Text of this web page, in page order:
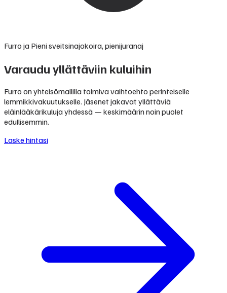
Furro ja Pieni sveitsinajokoira, pienijuranaj
Varaudu yllättäviin kuluihin
Furro on yhteisömallilla toimiva vaihtoehto perinteiselle
lemmikkivakuutukselle. Jäsenet jakavat yllättäviä
eläinlääkärikuluja yhdessä — keskimäärin noin puolet
edullisemmin.
Laske hintasi